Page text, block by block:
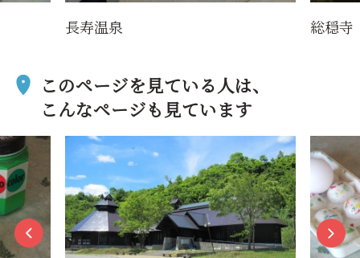
長寿温泉 総穏寺
このページを見ている人は、
こんなページも見ています